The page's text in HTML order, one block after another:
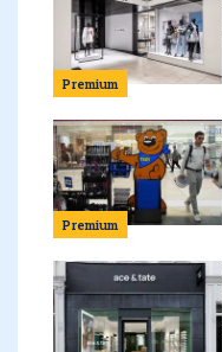
Premium
Premium